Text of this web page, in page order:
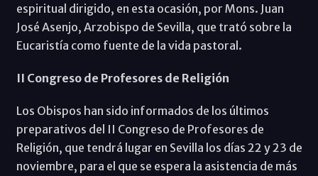
espiritual dirigido, en esta ocasión, por Mons. Juan
José Asenjo, Arzobispo de Sevilla, que trató sobre la
Eucaristía como fuente de la vida pastoral.
II Congreso de Profesores de Religión
Los Obispos han sido informados de los últimos
preparativos del II Congreso de Profesores de
Religión, que tendrá lugar en Sevilla los días 22 y 23 de
noviembre, para el que se espera la asistencia de más